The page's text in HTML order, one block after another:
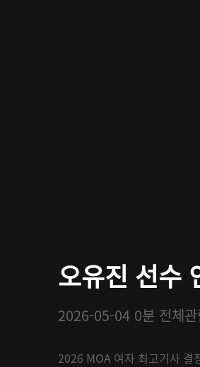
오유진 선수
2026-05-04 0분 전체
2026 MOA 여자 최고기사 결